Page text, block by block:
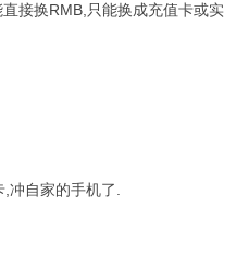
接换RMB,只能换成充值卡或实
冲自家的手机了.